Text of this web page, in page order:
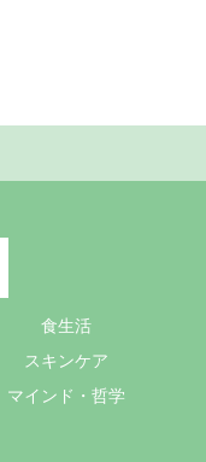
食生活
スキンケア
マインド・哲学